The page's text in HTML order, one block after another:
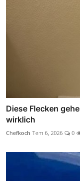
Diese Flecken
wirklich
Chefkoch Tem 6, 2026 0